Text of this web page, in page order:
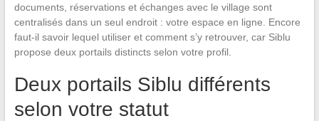
documents, réservations et échanges avec le village sont
centralisés dans un seul endroit : votre espace en ligne. Encore
faut-il savoir lequel utiliser et comment s’y retrouver, car Siblu
propose deux portails distincts selon votre profil.
Deux portails Siblu différents
selon votre statut